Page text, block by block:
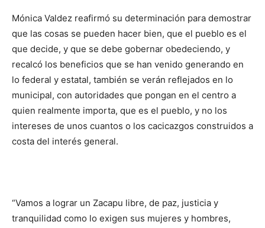
Mónica Valdez reafirmó su determinación para demostrar
que las cosas se pueden hacer bien, que el pueblo es el
que decide, y que se debe gobernar obedeciendo, y
recalcó los beneficios que se han venido generando en
lo federal y estatal, también se verán reflejados en lo
municipal, con autoridades que pongan en el centro a
quien realmente importa, que es el pueblo, y no los
intereses de unos cuantos o los cacicazgos construidos a
costa del interés general.
“Vamos a lograr un Zacapu libre, de paz, justicia y
tranquilidad como lo exigen sus mujeres y hombres,